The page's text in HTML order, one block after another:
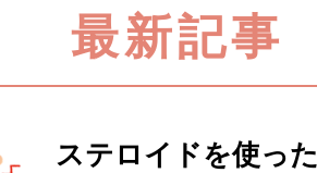
最新記事
ステロイドを使っ